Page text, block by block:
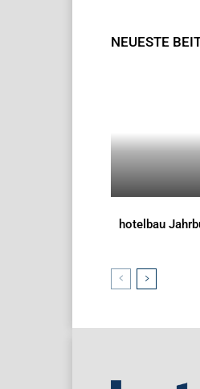
NEUESTE
hotelbau